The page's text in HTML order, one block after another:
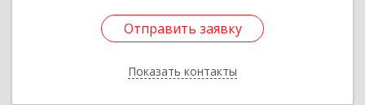
Отправить заявку
Показать контакты
Отправить заявку
Назад